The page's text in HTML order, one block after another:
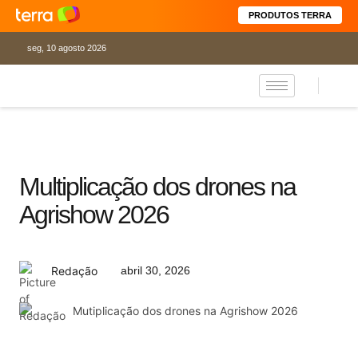
PRODUTOS TERRA
seg, 10 agosto 2026
Multiplicação dos drones na
Agrishow 2026
Redação abril 30, 2026